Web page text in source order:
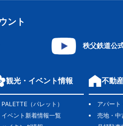
ント
秩父鉄道公
観光・イベント情報
PALETTE（パレット）
イベント新着情報一覧
不動
アパート
売地・中